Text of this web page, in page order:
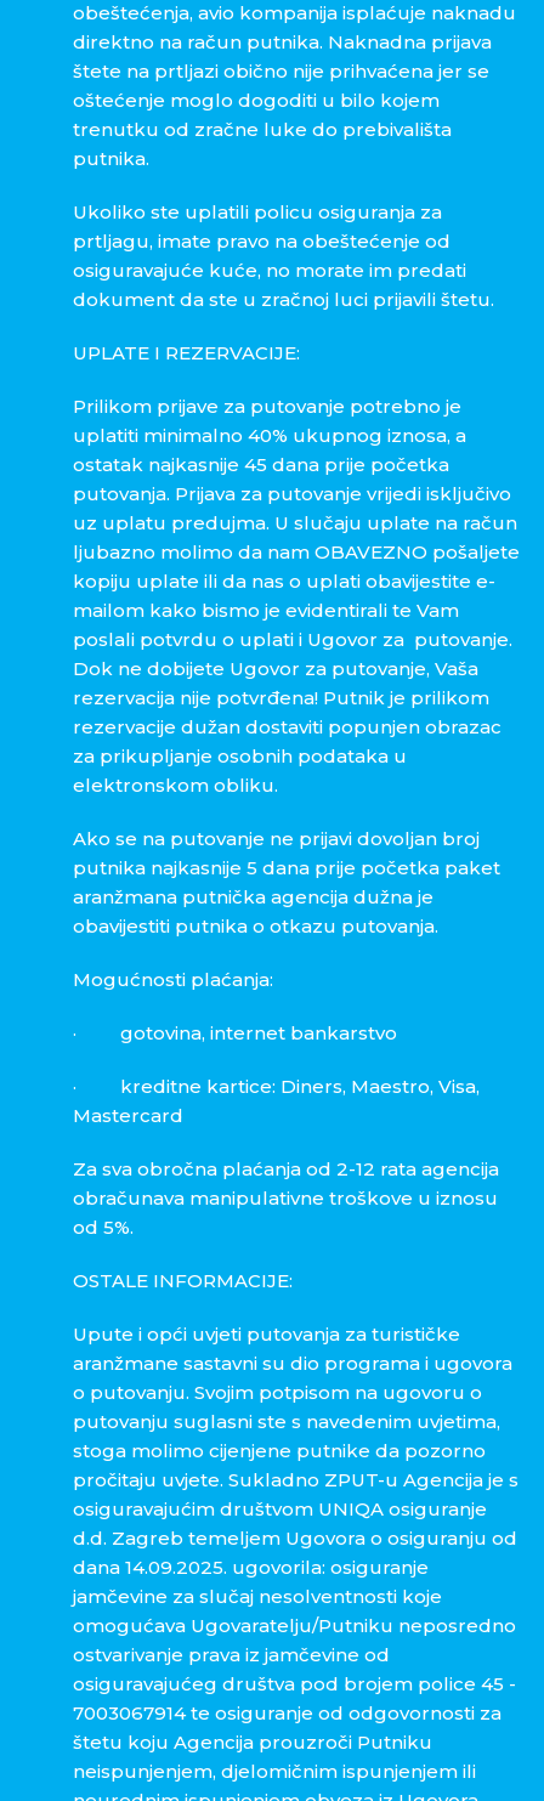
obeštećenja, avio kompanija isplaćuje naknadu
direktno na račun putnika. Naknadna prijava
štete na prtljazi obično nije prihvaćena jer se
oštećenje moglo dogoditi u bilo kojem
trenutku od zračne luke do prebivališta
putnika.
Ukoliko ste uplatili policu osiguranja za
prtljagu, imate pravo na obeštećenje od
osiguravajuće kuće, no morate im predati
dokument da ste u zračnoj luci prijavili štetu.
UPLATE I REZERVACIJE:
Prilikom prijave za putovanje potrebno je
uplatiti minimalno 40% ukupnog iznosa, a
ostatak najkasnije 45 dana prije početka
putovanja. Prijava za putovanje vrijedi isključivo
uz uplatu predujma. U slučaju uplate na račun
ljubazno molimo da nam OBAVEZNO pošaljete
kopiju uplate ili da nas o uplati obavijestite e-
mailom kako bismo je evidentirali te Vam
poslali potvrdu o uplati i Ugovor za putovanje.
Dok ne dobijete Ugovor za putovanje, Vaša
rezervacija nije potvrđena! Putnik je prilikom
rezervacije dužan dostaviti popunjen obrazac
za prikupljanje osobnih podataka u
elektronskom obliku.
Ako se na putovanje ne prijavi dovoljan broj
putnika najkasnije 5 dana prije početka paket
aranžmana putnička agencija dužna je
obavijestiti putnika o otkazu putovanja.
Mogućnosti plaćanja:
· gotovina, internet bankarstvo
· kreditne kartice: Diners, Maestro, Visa,
Mastercard
Za sva obročna plaćanja od 2-12 rata agencija
obračunava manipulativne troškove u iznosu
od 5%.
OSTALE INFORMACIJE:
Upute i opći uvjeti putovanja za turističke
aranžmane sastavni su dio programa i ugovora
o putovanju. Svojim potpisom na ugovoru o
putovanju suglasni ste s navedenim uvjetima,
stoga molimo cijenjene putnike da pozorno
pročitaju uvjete. Sukladno ZPUT-u Agencija je s
osiguravajućim društvom UNIQA osiguranje
d.d. Zagreb temeljem Ugovora o osiguranju od
dana 14.09.2025. ugovorila: osiguranje
jamčevine za slučaj nesolventnosti koje
omogućava Ugovaratelju/Putniku neposredno
ostvarivanje prava iz jamčevine od
osiguravajućeg društva pod brojem police 45 -
7003067914 te osiguranje od odgovornosti za
štetu koju Agencija prouzroči Putniku
neispunjenjem, djelomičnim ispunjenjem ili